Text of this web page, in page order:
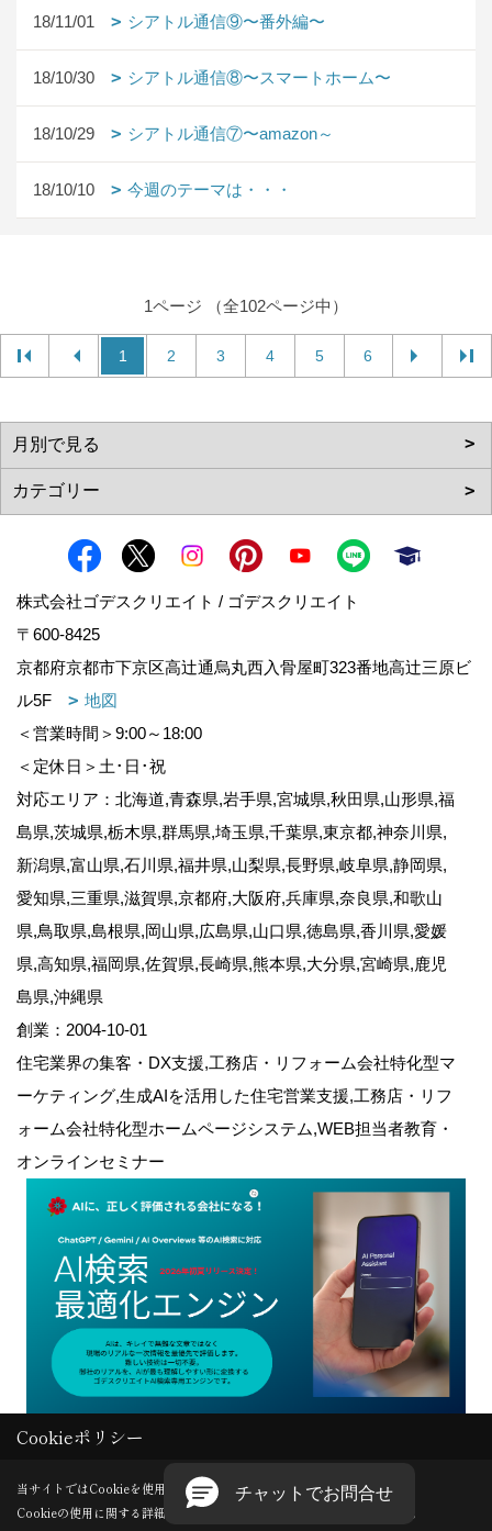
18/11/01 シアトル通信⑨〜番外編〜
18/10/30 シアトル通信⑧〜スマートホーム〜
18/10/29 シアトル通信⑦〜amazon～
18/10/10 今週のテーマは・・・
1ページ （全102ページ中）
1 2 3 4 5 6
株式会社ゴデスクリエイト / ゴデスクリエイト
〒600-8425
京都府京都市下京区高辻通烏丸西入骨屋町323番地高辻三原ビ
ル5F
地図
＜営業時間＞9:00～18:00
＜定休日＞土･日･祝
対応エリア：北海道,青森県,岩手県,宮城県,秋田県,山形県,福
島県,茨城県,栃木県,群馬県,埼玉県,千葉県,東京都,神奈川県,
新潟県,富山県,石川県,福井県,山梨県,長野県,岐阜県,静岡県,
愛知県,三重県,滋賀県,京都府,大阪府,兵庫県,奈良県,和歌山
県,鳥取県,島根県,岡山県,広島県,山口県,徳島県,香川県,愛媛
県,高知県,福岡県,佐賀県,長崎県,熊本県,大分県,宮崎県,鹿児
島県,沖縄県
創業：2004-10-01
住宅業界の集客・DX支援,工務店・リフォーム会社特化型マ
ーケティング,生成AIを活用した住宅営業支援,工務店・リフ
ォーム会社特化型ホームページシステム,WEB担当者教育・
オンラインセミナー
Copyright (c) GODDESS CREATE. All Rights Reserved.
Produced byゴデスクリエイト
Cookieポリシー
当サイトではCookieを使用します。
Cookieの使用に関する詳細は 「プライバシーポリシー
」をご覧ください。